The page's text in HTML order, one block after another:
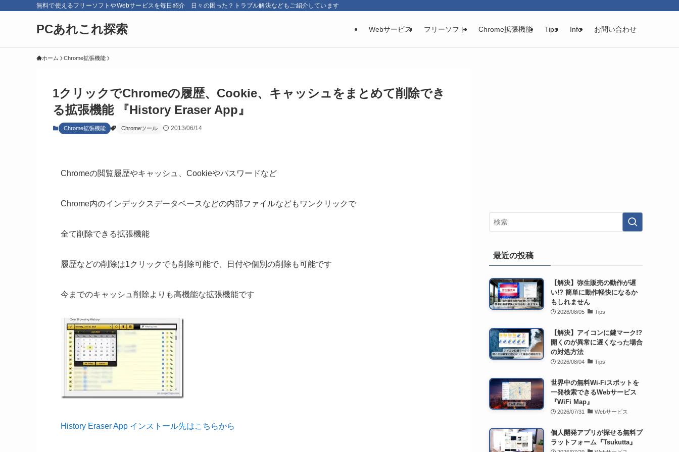
無料で使えるフリーソフトやWebサービスを毎日紹介 日々の困った？トラブル解決などもご紹介しています
PCあれこれ探索 Webサービス フリーソフト Chrome拡張機能 Tips Info お問い合わせ
ホーム Chrome拡張機能
1クリックでChromeの履歴、Cookie、キャッシュをまとめて削除でき
る拡張機能 『History Eraser App』
Chrome拡張機能 Chromeツール 2013/06/14
Chromeの閲覧履歴やキャッシュ、Cookieやパスワードなど
Chrome内のインデックスデータベースなどの内部ファイルなどもワンクリックで
全て削除できる拡張機能
履歴などの削除は1クリックでも削除可能で、日付や個別の削除も可能です
今までのキャッシュ削除よりも高機能な拡張機能です
History Eraser App インストール先はこちらから
最近の投稿
【解決】弥生販売の動作が遅
い!? 簡単に動作軽快になるか
もしれません
2026/08/05 Tips
【解決】アイコンに鍵マーク!?
開くのが異常に遅くなった場合
の対処方法
2026/08/04 Tips
世界中の無料Wi-Fiスポットを
一発検索できるWebサービス
『WiFi Map』
2026/07/31 Webサービス
個人開発アプリが探せる無料プ
ラットフォーム『Tsukutta』